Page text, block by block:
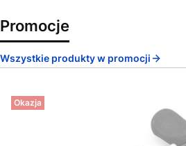
Promocje
Wszystkie produkty w promocji
Okazja